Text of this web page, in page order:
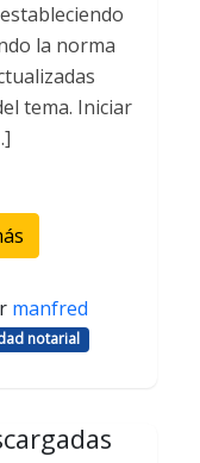
la norma
tema. Iniciar
manfred
notarial